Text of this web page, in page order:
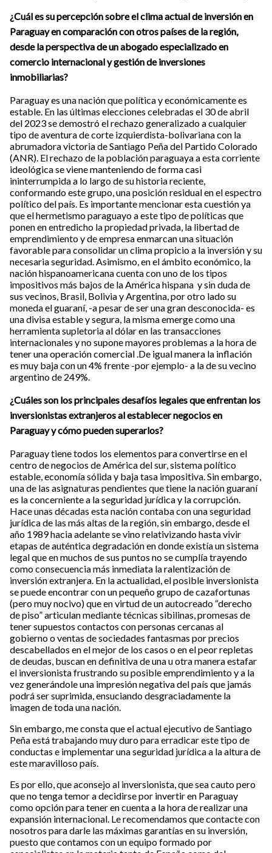
¿Cuál es su percepción sobre el clima actual de inversión en
Paraguay en comparación con otros países de la región,
desde la perspectiva de un abogado especializado en
comercio internacional y gestión de inversiones
inmobiliarias?
Paraguay es una nación que política y económicamente es
estable. En las últimas elecciones celebradas el 30 de abril
del 2023 se demostró el rechazo generalizado a cualquier
tipo de aventura de corte izquierdista-bolivariana con la
abrumadora victoria de Santiago Peña del Partido Colorado
(ANR). El rechazo de la población paraguaya a esta corriente
ideológica se viene manteniendo de forma casi
ininterrumpida a lo largo de su historia reciente,
conformando este grupo, una posición residual en el espectro
político del país. Es importante mencionar esta cuestión ya
que el hermetismo paraguayo a este tipo de políticas que
ponen en entredicho la propiedad privada, la libertad de
emprendimiento y de empresa enmarcan una situación
favorable para consolidar un clima propicio a la inversión y su
necesaria seguridad. Asimismo, en el ámbito económico, la
nación hispanoamericana cuenta con uno de los tipos
impositivos más bajos de la América hispana y sin duda de
sus vecinos, Brasil, Bolivia y Argentina, por otro lado su
moneda el guaraní, -a pesar de ser una gran desconocida- es
una divisa estable y segura, la misma emerge como una
herramienta supletoria al dólar en las transacciones
internacionales y no supone mayores problemas a la hora de
tener una operación comercial .De igual manera la inflación
es muy baja con un 4% frente -por ejemplo- a la de su vecino
argentino de 249%.
¿Cuáles son los principales desafíos legales que enfrentan los
inversionistas extranjeros al establecer negocios en
Paraguay y cómo pueden superarlos?
Paraguay tiene todos los elementos para convertirse en el
centro de negocios de América del sur, sistema político
estable, economía sólida y baja tasa impositiva. Sin embargo,
una de las asignaturas pendientes que tiene la nación guaraní
es la concerniente a la seguridad jurídica y la corrupción.
Hace unas décadas esta nación contaba con una seguridad
jurídica de las más altas de la región, sin embargo, desde el
año 1989 hacia adelante se vino relativizando hasta vivir
etapas de auténtica degradación en donde existía un sistema
legal que en muchos de sus puntos no se cumplía trayendo
como consecuencia más inmediata la ralentización de
inversión extranjera. En la actualidad, el posible inversionista
se puede encontrar con un pequeño grupo de cazafortunas
(pero muy nocivo) que en virtud de un autocreado “derecho
de piso” articulan mediante técnicas sibilinas, promesas de
tener supuestos contactos con personas cercanas al
gobierno o ventas de sociedades fantasmas por precios
descabellados en el mejor de los casos o en el peor repletas
de deudas, buscan en definitiva de una u otra manera estafar
el inversionista frustrando su posible emprendimiento y a la
vez generándole una impresión negativa del país que jamás
podrá ser suprimida, ensuciando desgraciadamente la
imagen de toda una nación.
Sin embargo, me consta que el actual ejecutivo de Santiago
Peña está trabajando muy duro para erradicar este tipo de
conductas e implementar una seguridad jurídica a la altura de
este maravilloso país.
Es por ello, que aconsejo al inversionista, que sea cauto pero
que no tenga temor a decidirse por invertir en Paraguay
como opción para tener en cuenta a la hora de realizar una
expansión internacional. Le recomendamos que contacte con
nosotros para darle las máximas garantías en su inversión,
puesto que contamos con un equipo formado por